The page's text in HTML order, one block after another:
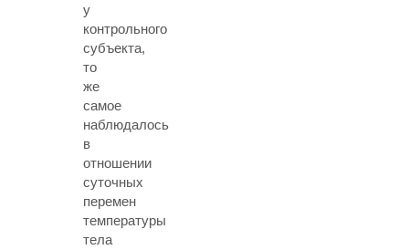
у
контрольного
субъекта,
то
же
самое
наблюдалось
в
отношении
суточных
перемен
температуры
тела